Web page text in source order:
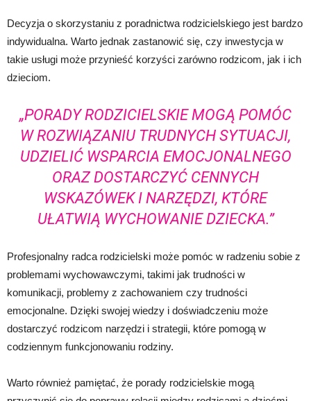
Decyzja o skorzystaniu z poradnictwa rodzicielskiego jest bardzo
indywidualna. Warto jednak zastanowić się, czy inwestycja w
takie usługi może przynieść korzyści zarówno rodzicom, jak i ich
dzieciom.
„PORADY RODZICIELSKIE MOGĄ POMÓC
W ROZWIĄZANIU TRUDNYCH SYTUACJI,
UDZIELIĆ WSPARCIA EMOCJONALNEGO
ORAZ DOSTARCZYĆ CENNYCH
WSKAZÓWEK I NARZĘDZI, KTÓRE
UŁATWIĄ WYCHOWANIE DZIECKA.”
Profesjonalny radca rodzicielski może pomóc w radzeniu sobie z
problemami wychowawczymi, takimi jak trudności w
komunikacji, problemy z zachowaniem czy trudności
emocjonalne. Dzięki swojej wiedzy i doświadczeniu może
dostarczyć rodzicom narzędzi i strategii, które pomogą w
codziennym funkcjonowaniu rodziny.
Warto również pamiętać, że porady rodzicielskie mogą